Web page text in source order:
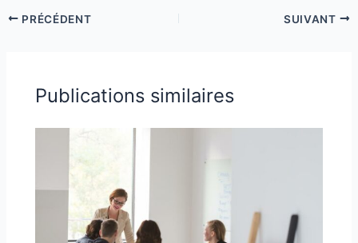
PRÉCÉDENT SUIVANT
Publications similaires